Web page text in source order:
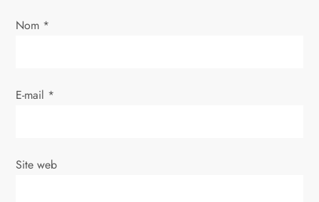
’
r
i
Nom *
E-mail *
Site web